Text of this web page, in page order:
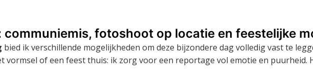
fotoshoot op locatie en feestelijke
bied ik verschillende mogelijkheden om deze bijzondere dag volledig vast te
vormsel of een feest thuis: ik zorg voor een reportage vol emotie en puurheid.